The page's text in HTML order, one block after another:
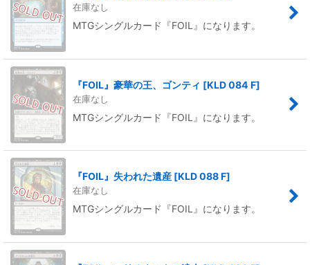
在庫なし
MTGシングルカード『FOIL』になります。
『FOIL』豪華の王、ゴンティ [KLD 084 F]
在庫なし
MTGシングルカード『FOIL』になります。
『FOIL』失われた遺産 [KLD 088 F]
在庫なし
MTGシングルカード『FOIL』になります。